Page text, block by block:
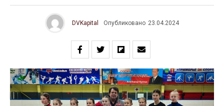
DVKapital Опубликовано 23.04.2024